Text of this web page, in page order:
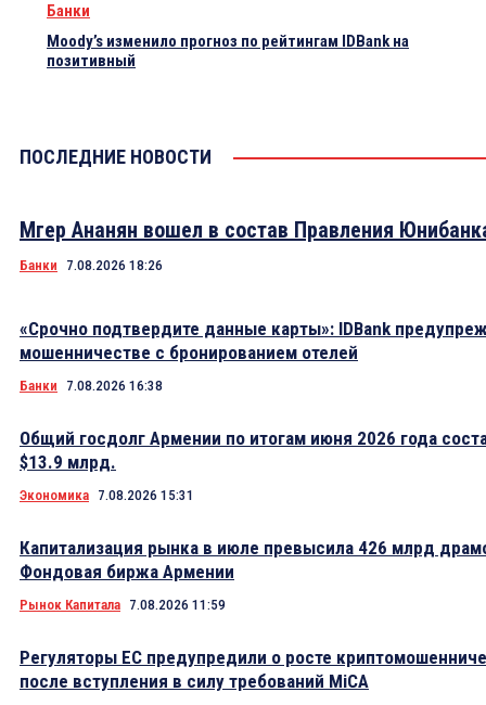
Банки
Moody’s изменило прогноз по рейтингам IDBank на
позитивный
ПОСЛЕДНИЕ НОВОСТИ
Мгер Ананян вошел в состав Правления
Банки 7.08.2026 18:26
«Срочно подтвердите данные карты»: IDBank
мошенничестве с бронированием отелей
Банки 7.08.2026 16:38
Общий госдолг Армении по итогам июня 2026 года
$13.9 млрд.
Экономика 7.08.2026 15:31
Капитализация рынка в июле превысила 426 млрд
Фондовая биржа Армении
Рынок Капитала 7.08.2026 11:59
Регуляторы ЕС предупредили о росте
после вступления в силу требований MiCA